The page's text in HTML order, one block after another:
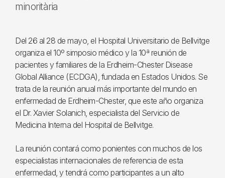
minoritària
Del 26 al 28 de mayo, el Hospital Universitario de Bellvitge
organiza el 10º simposio médico y la 10ª reunión de
pacientes y familiares de la Erdheim-Chester Disease
Global Alliance (ECDGA), fundada en Estados Unidos. Se
trata de la reunión anual más importante del mundo en
enfermedad de Erdheim-Chester, que este año organiza
el Dr. Xavier Solanich, especialista del Servicio de
Medicina Interna del Hospital de Bellvitge.
La reunión contará como ponientes con muchos de los
especialistas internacionales de referencia de esta
enfermedad, y tendrá como participantes a un alto